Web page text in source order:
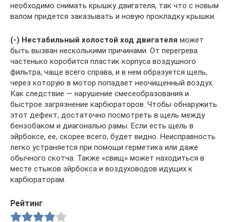
необходимо снимать крышку двигателя, так что с новым
валом придется заказывать и новую прокладку крышки.
(-) Нестабильный холостой ход двигателя может
быть вызван несколькими причинами. От перегрева
частенько коробится пластик корпуса воздушного
фильтра, чаще всего справа, и в нем образуется щель,
через которую в мотор попадает неочищенный воздух.
Как следствие — нарушение смесеобразования и
быстрое загрязнение карбюраторов. Чтобы обнаружить
этот дефект, достаточно посмотреть в щель между
бензобаком и диагональю рамы. Если есть щель в
эйрбоксе, ее, скорее всего, будет видно. Неисправность
легко устраняется при помощи герметика или даже
обычного скотча. Также «свищ» может находиться в
месте стыков эйрбокса и воздуховодов идущих к
карбюраторам.
Рейтинг